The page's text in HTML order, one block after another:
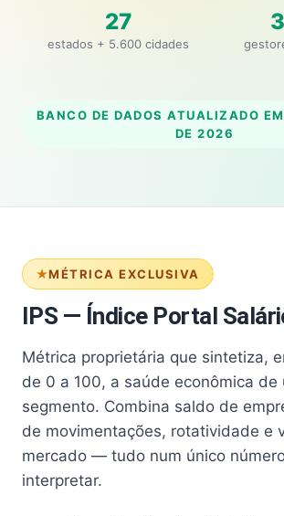
27
estados + 5.600 cidades
BANCO DE DADOS ATUALIZADO EM
DE 2026
MÉTRICA EXCLUSIVA
IPS — Índice Portal
Métrica proprietária que sintetiza,
de 0 a 100, a saúde econômica de
segmento. Combina saldo de
de movimentações, rotatividade e
mercado — tudo num único
interpretar.